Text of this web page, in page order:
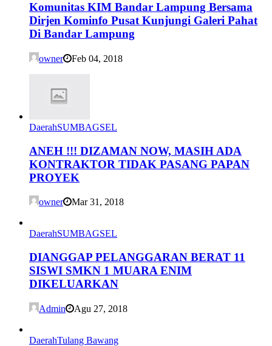
Komunitas KIM Bandar Lampung Bersama
Dirjen Kominfo Pusat Kunjungi Galeri Pahat
Di Bandar Lampung
owner Feb 04, 2018
DaerahSUMBAGSEL
ANEH !!! DIZAMAN NOW, MASIH ADA
KONTRAKTOR TIDAK PASANG PAPAN
PROYEK
owner Mar 31, 2018
DaerahSUMBAGSEL
DIANGGAP PELANGGARAN BERAT 11
SISWI SMKN 1 MUARA ENIM
DIKELUARKAN
Admin Agu 27, 2018
DaerahTulang Bawang